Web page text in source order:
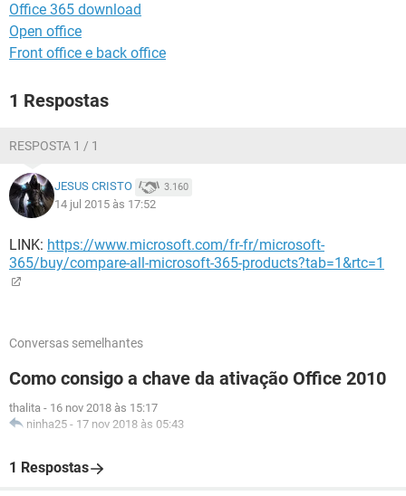
Office 365 download
Open office
Front office e back office
1 Respostas
RESPOSTA 1 / 1
JESUS CRISTO 3.160
14 jul 2015 às 17:52
LINK: https://www.microsoft.com/fr-fr/microsoft-
365/buy/compare-all-microsoft-365-products?tab=1&rtc=1
Conversas semelhantes
Como consigo a chave da ativação Office 2010
thalita - 16 nov 2018 às 15:17
ninha25 - 17 nov 2018 às 05:43
1 Respostas